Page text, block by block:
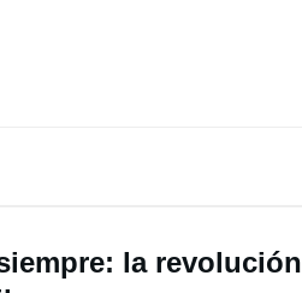
la revolución